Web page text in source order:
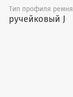
Тип профиля ремня
ручейковый J